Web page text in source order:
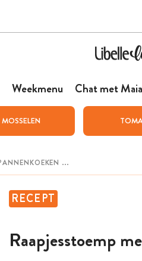
Weekmenu Chat met Maia
MOSSELEN
RECEPT
Raapjesstoemp